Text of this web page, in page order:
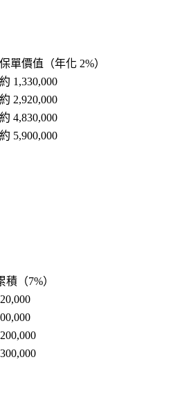
保單價值（年化 2%）
約 1,330,000
約 2,920,000
約 4,830,000
約 5,900,000
積（7%）